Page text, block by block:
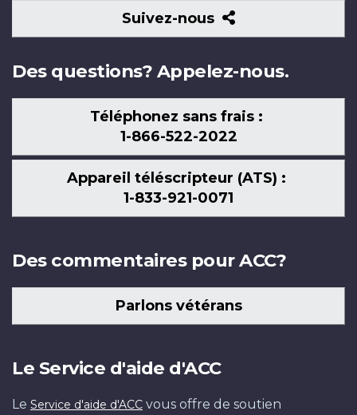
Suivez-nous
Suivez-
nous
Des questions? Appelez-nous.
Téléphonez sans frais :
1-866-522-2022
Appareil téléscripteur (ATS) :
1-833-921-0071
Des commentaires pour ACC?
Parlons vétérans
Le Service d'aide d'ACC
Le Service d'aide d'ACC vous offre de soutien